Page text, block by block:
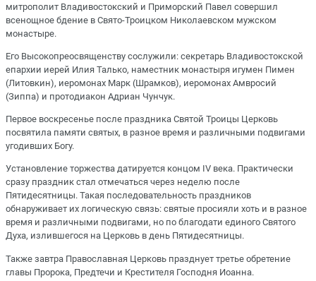
митрополит Владивостокский и Приморский Павел совершил
всенощное бдение в Свято-Троицком Николаевском мужском
монастыре.
Его Высокопреосвященству сослужили: секретарь Владивостокской
епархии иерей Илия Талько, наместник монастыря игумен Пимен
(Литовкин), иеромонах Марк (Шрамков), иеромонах Амвросий
(Зиппа) и протодиакон Адриан Чунчук.
Первое воскресенье после праздника Святой Троицы Церковь
посвятила памяти святых, в разное время и различными подвигами
угодивших Богу.
Установление торжества датируется концом IV века. Практически
сразу праздник стал отмечаться через неделю после
Пятидесятницы. Такая последовательность праздников
обнаруживает их логическую связь: святые просияли хоть и в разное
время и различными подвигами, но по благодати единого Святого
Духа, излившегося на Церковь в день Пятидесятницы.
Также завтра Православная Церковь празднует третье обретение
главы Пророка, Предтечи и Крестителя Господня Иоанна.